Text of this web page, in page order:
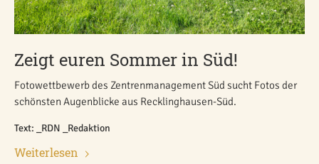
Zeigt euren Sommer in Süd!
Fotowettbewerb des Zentrenmanagement Süd sucht Fotos der
schönsten Augenblicke aus Recklinghausen-Süd.
Text: _RDN _Redaktion
Weiterlesen